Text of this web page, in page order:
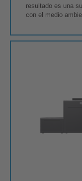
resultado es una
con el medio